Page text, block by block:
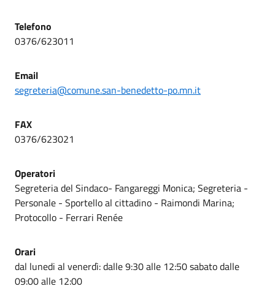
Telefono
0376/623011
Email
segreteria@comune.san-benedetto-po.mn.it
FAX
0376/623021
Operatori
Segreteria del Sindaco- Fangareggi Monica; Segreteria -
Personale - Sportello al cittadino - Raimondi Marina;
Protocollo - Ferrari Renée
Orari
dal lunedi al venerdì: dalle 9:30 alle 12:50 sabato dalle
09:00 alle 12:00